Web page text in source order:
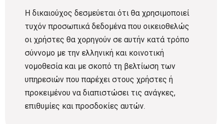
Η δικαιούχος δεσμεύεται ότι θα χρησιμοποιεί
τυχόν προσωπικά δεδομένα που οικειοθελώς
οι χρήστες θα χορηγούν σε αυτήν κατά τρόπο
σύννομο με την ελληνική και κοινοτική
νομοθεσία και με σκοπό τη βελτίωση των
υπηρεσιών που παρέχει στους χρήστες ή
προκειμένου να διαπιστώσει τις ανάγκες,
επιθυμίες και προσδοκίες αυτών.